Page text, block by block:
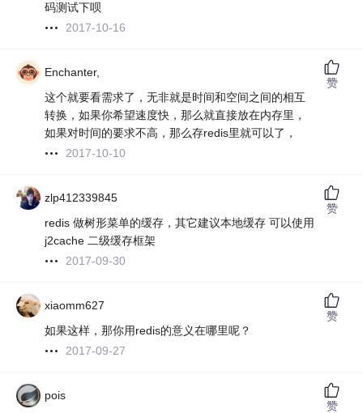
码测试下呗
2017-10-16
Enchanter,
这个就要看需求了，无非就是时间和空间之间的相互
转换，如果你希望速度快，那么就直接放在内存里，
如果对时间的要求不高，那么存redis里就可以了，
2017-10-10
赞
zlp412339845
redis 做树形菜单的缓存，其它建议本地缓存 可以使用
j2cache 二级缓存框架
2017-09-30
赞
xiaomm627
如果这样，那你用redis的意义在哪里呢？
2017-09-27
赞
pois
赞